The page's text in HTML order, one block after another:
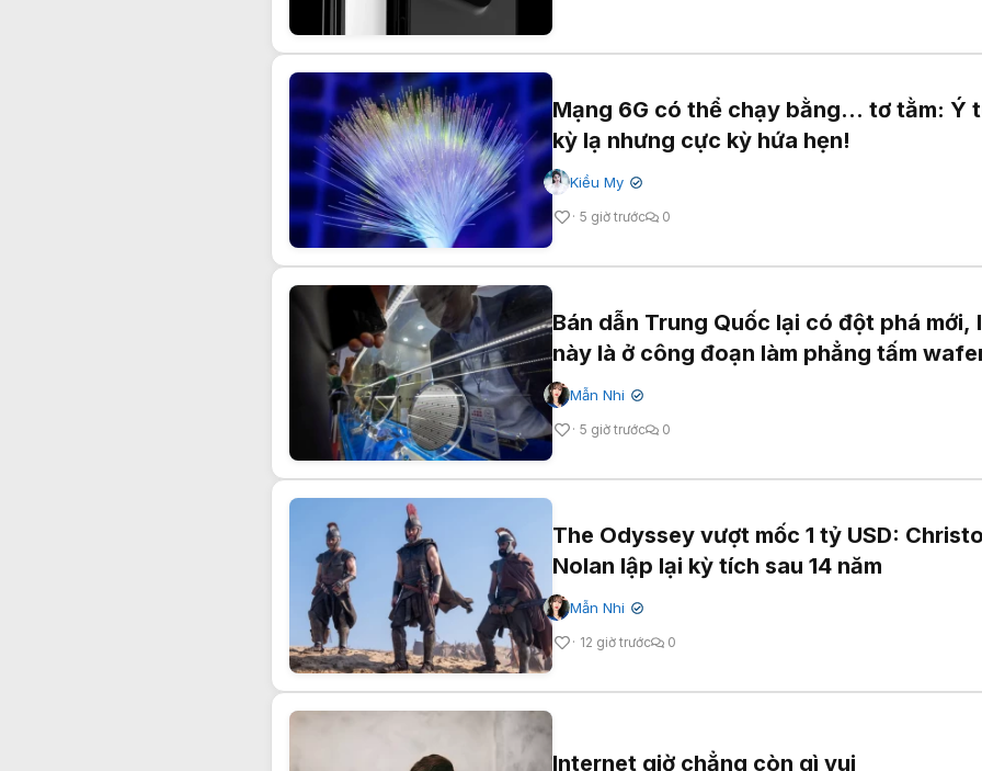
Mạng 6G có thể chạy bằng... tơ tằm: Ý
kỳ lạ nhưng cực kỳ hứa hẹn!
Kiều My ✔
5 giờ trước 0
Bán dẫn Trung Quốc lại có đột phá mới,
này là ở công đoạn làm phẳng tấm
Mẫn Nhi ✔
5 giờ trước 0
The Odyssey vượt mốc 1 tỷ USD:
Nolan lập lại kỳ tích sau 14 năm
Mẫn Nhi ✔
12 giờ trước 0
Internet giờ chẳng còn gì vui